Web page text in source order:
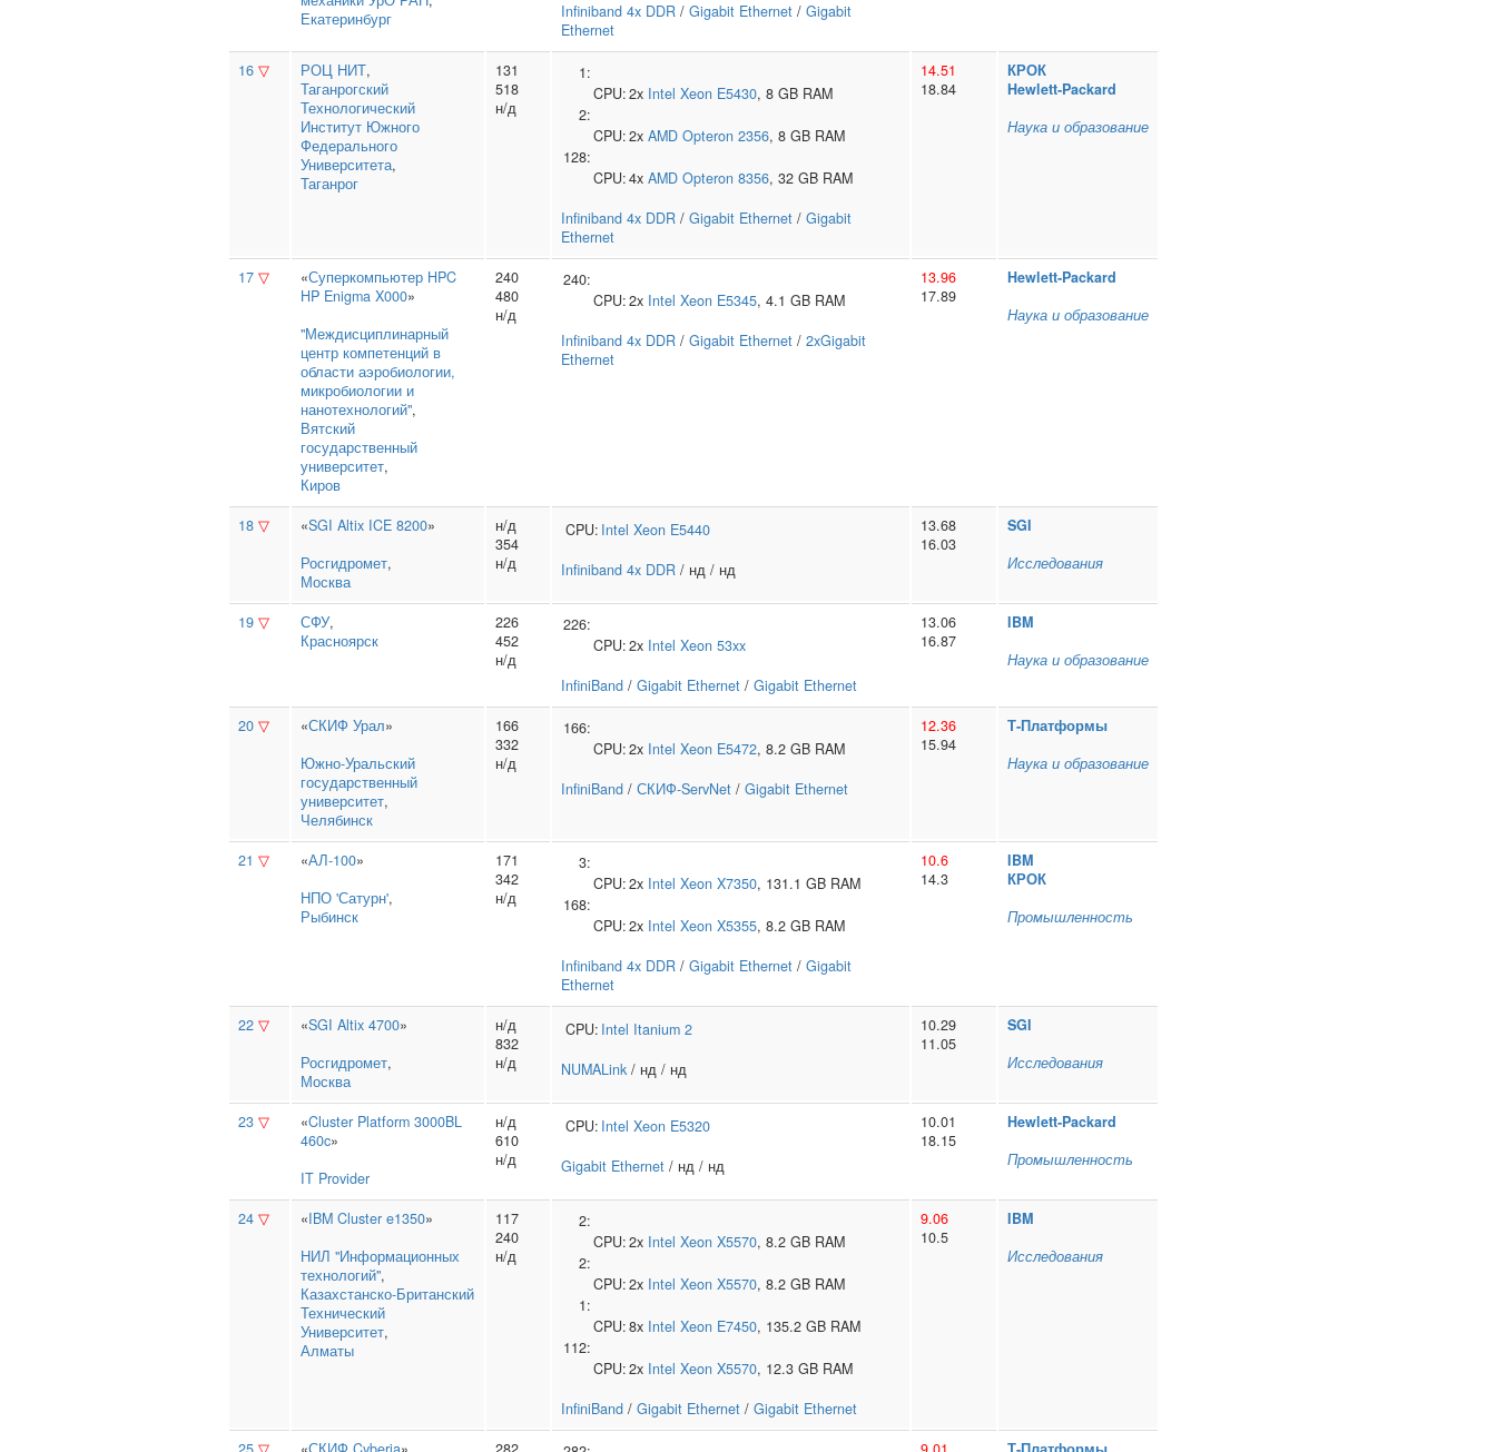
Екатеринбург
Infiniband 4x DDR / Gigabit Ethernet / Gigabit
Ethernet
16 ▽ РОЦ НИТ,
Таганрогский
Технологический
Институт Южного
Федерального
Университета,
Таганрог
131
518
н/д
1:
CPU:2x Intel Xeon E5430, 8 GB RAM
2:
CPU:2x AMD Opteron 2356, 8 GB RAM
128:
CPU:4x AMD Opteron 8356, 32 GB RAM
Infiniband 4x DDR / Gigabit Ethernet / Gigabit
Ethernet
14.51
18.84
КРОК
Hewlett‑Packard
Наука и образование
17 ▽ «Суперкомпьютер HPC
HP Enigma X000»
"Междисциплинарный
центр компетенций в
области аэробиологии,
микробиологии и
нанотехнологий",
Вятский
государственный
университет,
Киров
240
480
н/д
240:
CPU:2x Intel Xeon E5345, 4.1 GB RAM
Infiniband 4x DDR / Gigabit Ethernet / 2xGigabit
Ethernet
13.96
17.89
Hewlett‑Packard
Наука и образование
18 ▽ «SGI Altix ICE 8200»
Росгидромет,
Москва
н/д
354
н/д
CPU: Intel Xeon E5440
Infiniband 4x DDR / нд / нд
13.68
16.03
SGI
Исследования
19 ▽ СФУ,
Красноярск
226
452
н/д
226:
CPU:2x Intel Xeon 53xx
InfiniBand / Gigabit Ethernet / Gigabit Ethernet
13.06
16.87
IBM
Наука и образование
20 ▽ «СКИФ Урал»
Южно‑Уральский
государственный
университет,
Челябинск
166
332
н/д
166:
CPU:2x Intel Xeon E5472, 8.2 GB RAM
InfiniBand / СКИФ-ServNet / Gigabit Ethernet
12.36
15.94
Т‑Платформы
Наука и образование
21 ▽ «АЛ-100»
НПО 'Сатурн',
Рыбинск
171
342
н/д
3:
CPU:2x Intel Xeon X7350, 131.1 GB RAM
168:
CPU:2x Intel Xeon X5355, 8.2 GB RAM
Infiniband 4x DDR / Gigabit Ethernet / Gigabit
Ethernet
10.6
14.3
IBM
КРОК
Промышленность
22 ▽ «SGI Altix 4700»
Росгидромет,
Москва
н/д
832
н/д
CPU: Intel Itanium 2
NUMALink / нд / нд
10.29
11.05
SGI
Исследования
23 ▽ «Cluster Platform 3000BL
460c»
IT Provider
н/д
610
н/д
CPU: Intel Xeon E5320
Gigabit Ethernet / нд / нд
10.01
18.15
Hewlett‑Packard
Промышленность
24 ▽ «IBM Cluster e1350»
НИЛ "Информационных
технологий",
Казахстанско‑Британский
Технический
Университет,
Алматы
117
240
н/д
2:
CPU:2x Intel Xeon X5570, 8.2 GB RAM
2:
CPU:2x Intel Xeon X5570, 8.2 GB RAM
1:
CPU:8x Intel Xeon E7450, 135.2 GB RAM
112:
CPU:2x Intel Xeon X5570, 12.3 GB RAM
InfiniBand / Gigabit Ethernet / Gigabit Ethernet
9.06
10.5
IBM
Исследования